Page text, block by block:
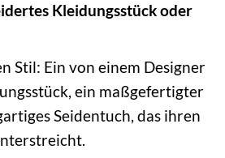
Kleidungsstück oder
Stil: Ein von einem Designer
ein maßgefertigter
Seidentuch, das ihren